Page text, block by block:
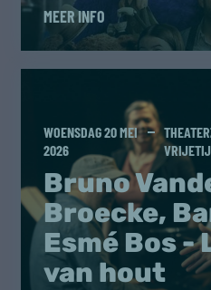
MEER INFO
WOENSDAG 20 MEI
2026
Bruno
Broecke,
Esmé Bos -
van hout